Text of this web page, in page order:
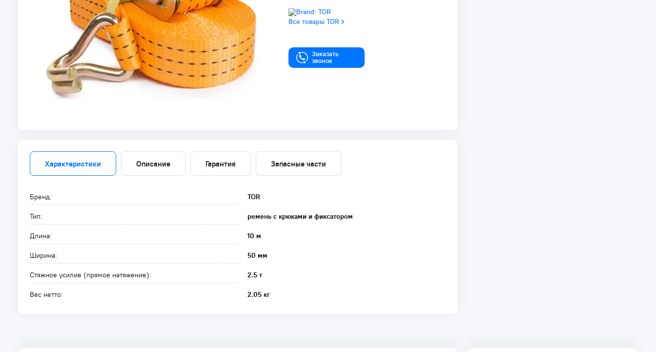
Все товары TOR
Заказать
звонок
Характеристики Описание Гарантия Запасные части
Бренд: TOR
Тип: ремень с крюками и фиксатором
Длина: 10 м
Ширина: 50 мм
Стяжное усилие (прямое натяжение): 2.5 т
Вес нетто: 2.05 кг